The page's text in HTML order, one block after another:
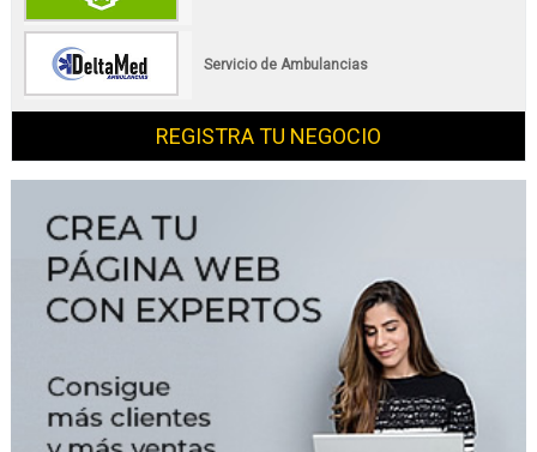
Servicio de Ambulancias
REGISTRA TU NEGOCIO